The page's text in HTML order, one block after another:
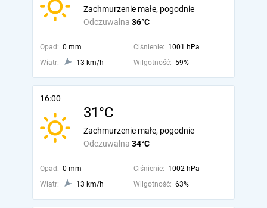
Odczuwalna 36°C
Zachmurzenie małe, pogodnie
Opad: 0 mm Ciśnienie: 1001 hPa
Wiatr:
13 km/h Wilgotność: 59%
16:00
31°C
Odczuwalna 34°C
Zachmurzenie małe, pogodnie
Opad: 0 mm Ciśnienie: 1002 hPa
Wiatr:
13 km/h Wilgotność: 63%